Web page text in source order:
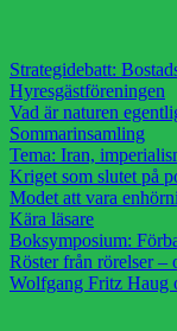
Strategidebatt:
Hyresgästföreningen
Vad är naturen
Sommarinsamling
Tema: Iran,
Kriget som slutet på
Modet att vara
Kära läsare
Boksymposium:
Röster från rörelser –
Wolfgang Fritz Haug